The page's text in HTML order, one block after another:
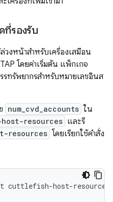
ที่รองรับ
วงหน้าสำหรับเครื่องเสมือน
โดยค่าเริ่มต้น แพ็กเกจ
รทรัพยากรสำหรับหมายเลขอินส
num_cvd_accounts ใน
resources และรี
resources โดยเรียกใช้คำสั่ง